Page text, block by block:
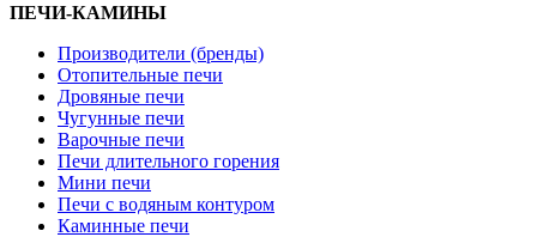
ПЕЧИ-КАМИНЫ
Производители (бренды)
Отопительные печи
Дровяные печи
Чугунные печи
Варочные печи
Печи длительного горения
Мини печи
Печи с водяным контуром
Каминные печи